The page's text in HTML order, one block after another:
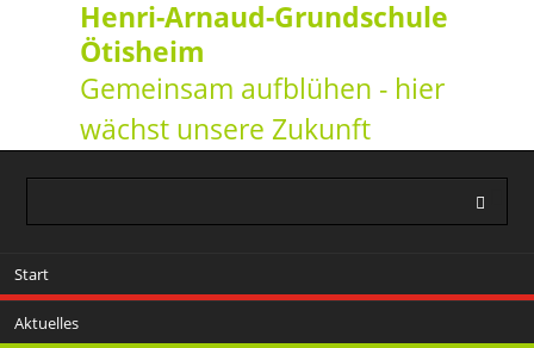
Henri-Arnaud-Grundschule
Ötisheim
Gemeinsam aufblühen - hier
wächst unsere Zukunft
überspringen
Start
Aktuelles